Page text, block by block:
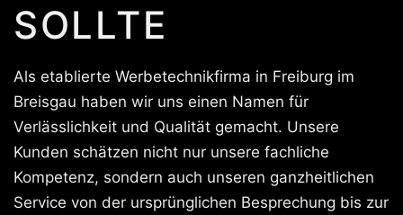
SOLLTE
Als etablierte Werbetechnikfirma in Freiburg im
Breisgau haben wir uns einen Namen für
Verlässlichkeit und Qualität gemacht. Unsere
Kunden schätzen nicht nur unsere fachliche
Kompetenz, sondern auch unseren ganzheitlichen
Service von der ursprünglichen Besprechung bis zur